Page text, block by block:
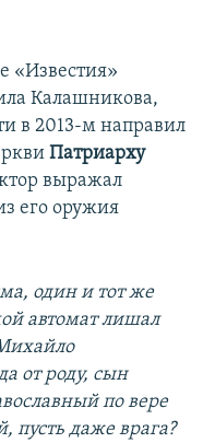
«Известия»
Калашникова,
в 2013-м направил
Патриарху
выражал
его оружия
один и тот же
автомат лишал
от роду, сын
по вере
пусть даже врага?